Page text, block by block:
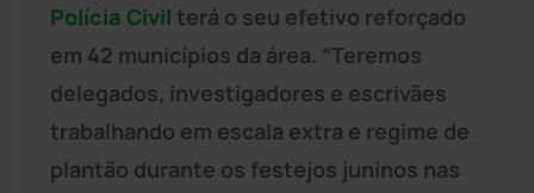
Polícia Civil terá o seu efetivo reforçado
em 42 municípios da área. “Teremos
delegados, investigadores e escrivães
trabalhando em escala extra e regime de
plantão durante os festejos juninos nas